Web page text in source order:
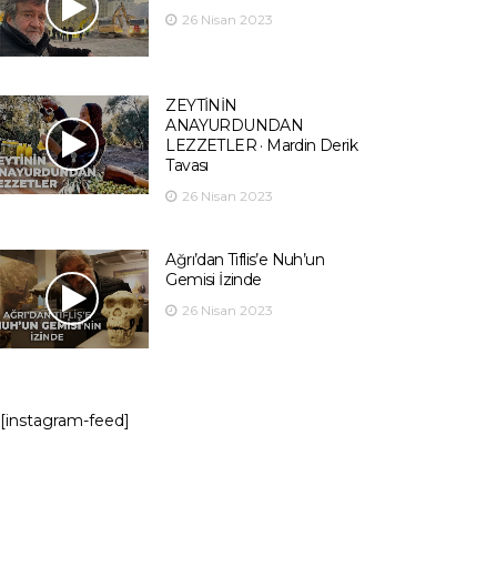
26 Nisan 2023
ZEYTİNİN
ANAYURDUNDAN
LEZZETLER · Mardin Derik
Tavası
26 Nisan 2023
Ağrı’dan Tiflis’e Nuh’un
Gemisi İzinde
26 Nisan 2023
[instagram-feed]